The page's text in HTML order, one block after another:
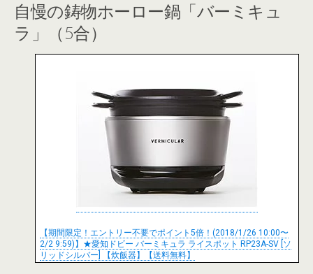
自慢の鋳物ホーロー鍋「バーミキュ
ラ」（5合）
【期間限定！エントリー不要でポイント5倍！(2018/1/26 10:00〜
2/2 9:59)】★愛知ドビー バーミキュラ ライスポット RP23A-SV [ソ
リッドシルバー] 【炊飯器】【送料無料】